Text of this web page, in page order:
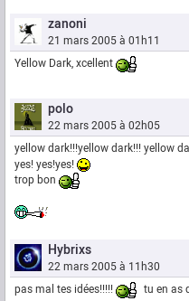
zanoni
21 mars 2005 à 01h11
Yellow Dark, xcellent
polo
22 mars 2005 à 02h05
yellow dark!!!yellow dark!!! yellow
yes! yes!yes!
trop bon
Hybrixs
22 mars 2005 à 11h30
pas mal tes idées!!!!!
tu en as